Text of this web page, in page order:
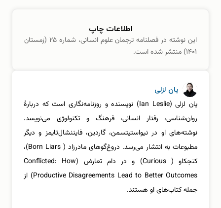
اطلاعات چاپ
این نوشته در فصلنامه ترجمان علوم انسانی، شماره ۲۵ (زمستان
۱۴۰۱) منتشر شده است.
یان لزلی
یان لزلی (Ian Leslie) نویسنده و روزنامه‌نگاری است که دربارۀ
روان‌شناسی، رفتار انسانی، فرهنگ و تکنولوژی می‌نویسد.
نوشته‌های او در نیواستیتسمن، گاردین، فایننشال‌تایمز و دیگر
مطبوعات به انتشار می‌رسد. دروغ‌گوهای مادرزاد ( Born Liars)،
کنجکاو ( Curious) و در دام تعارض (Conflicted: How
Productive Disagreements Lead to Better Outcomes) از
جمله کتاب‌های او هستند.